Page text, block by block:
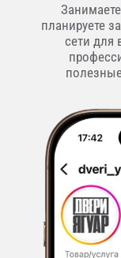
планируете
сети для